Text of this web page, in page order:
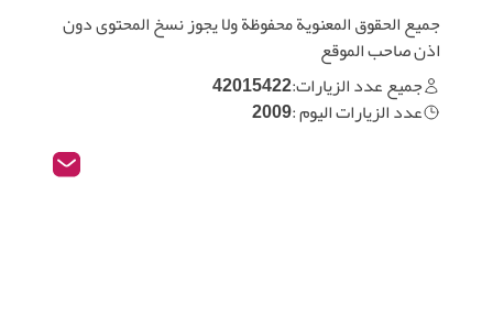
جميع الحقوق المعنوية محفوظة ولا يجوز نسخ المحتوى دون
اذن صاحب الموقع
جميع عدد الزيارات:42015422
عدد الزيارات اليوم :2009